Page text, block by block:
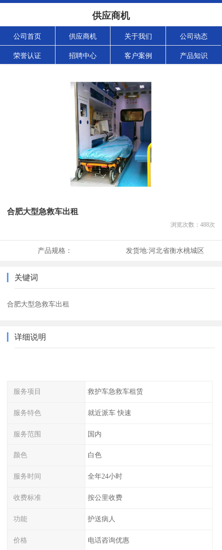
供应商机
公司首页 供应商机 关于我们 公司动态
荣誉认证 招聘中心 客户案例 产品知识
合肥大型急救车出租
浏览次数： 488次
产品规格： 发货地:河北省衡水桃城区
关键词
合肥大型急救车出租
详细说明
服务项目 救护车急救车租赁
服务特色 就近派车 快速
服务范围 国内
颜色 白色
服务时间 全年24小时
收费标准 按公里收费
功能 护送病人
价格 电话咨询优惠